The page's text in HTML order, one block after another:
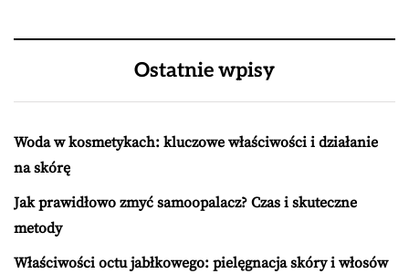
Ostatnie wpisy
Woda w kosmetykach: kluczowe właściwości i działanie
na skórę
Jak prawidłowo zmyć samoopalacz? Czas i skuteczne
metody
Właściwości octu jabłkowego: pielęgnacja skóry i włosów